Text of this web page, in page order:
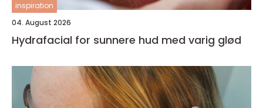
inspiration
04. August 2026
Hydrafacial for sunnere hud med varig glød